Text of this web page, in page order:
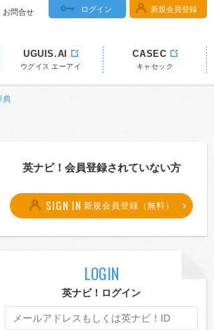
お問合せ ログイン 新規会員登録
UGUIS.AI
ウグイス エーアイ
CASEC
キャセック
典
英ナビ！会員登録されていない方
SIGN IN 新規会員登録（無料）
LOGIN
英ナビ！ログイン